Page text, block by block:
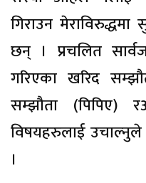
गिराउन
छन् । प्रचलित
गरिएका खरिद
सम्झौता (पिपिए)
विषयहरुलाई उचाल्नुले
।